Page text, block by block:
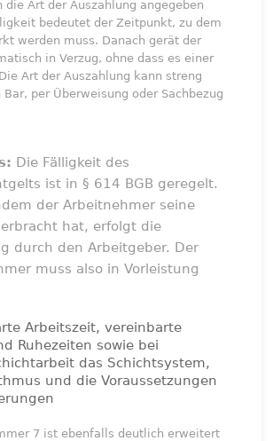
die Art der Auszahlung angegeben
bedeutet der Zeitpunkt, zu dem
werden muss. Danach gerät der
in Verzug, ohne dass es einer
Art der Auszahlung kann streng
per Überweisung oder Sachbezug
Die Fälligkeit des
ist in § 614 BGB geregelt.
der Arbeitnehmer seine
hat, erfolgt die
durch den Arbeitgeber. Der
muss also in Vorleistung
Arbeitszeit, vereinbarte
Ruhezeiten sowie bei
das Schichtsystem,
und die Voraussetzungen
7 ist ebenfalls deutlich erweitert